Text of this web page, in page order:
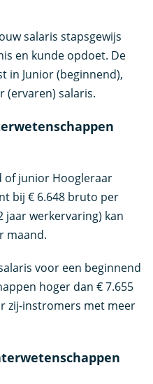
salaris stapsgewijs
en kunde opdoet. De
in Junior (beginnend),
(ervaren) salaris.
of junior Hoogleraar
bij € 6.648 bruto per
jaar werkervaring) kan
maand.
voor een beginnend
hoger dan € 7.655
zij-instromers met meer